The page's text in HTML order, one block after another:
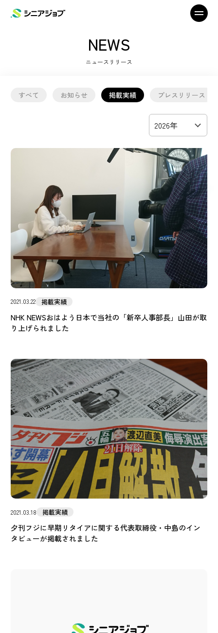
NEWS
ニュースリリース
すべて お知らせ 掲載実績 プレスリリース
2021.03.22 掲載実績
NHK NEWSおはよう日本で当社の「新卒人事部長」山田が取
り上げられました
2021.03.18 掲載実績
夕刊フジに早期リタイアに関する代表取締役・中島のイン
タビューが掲載されました